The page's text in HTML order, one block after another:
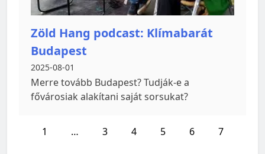
Zöld Hang podcast: Klímabarát
Budapest
2025-08-01
Merre tovább Budapest? Tudják-e a
fővárosiak alakítani saját sorsukat?
1 … 3 4 5 6 7